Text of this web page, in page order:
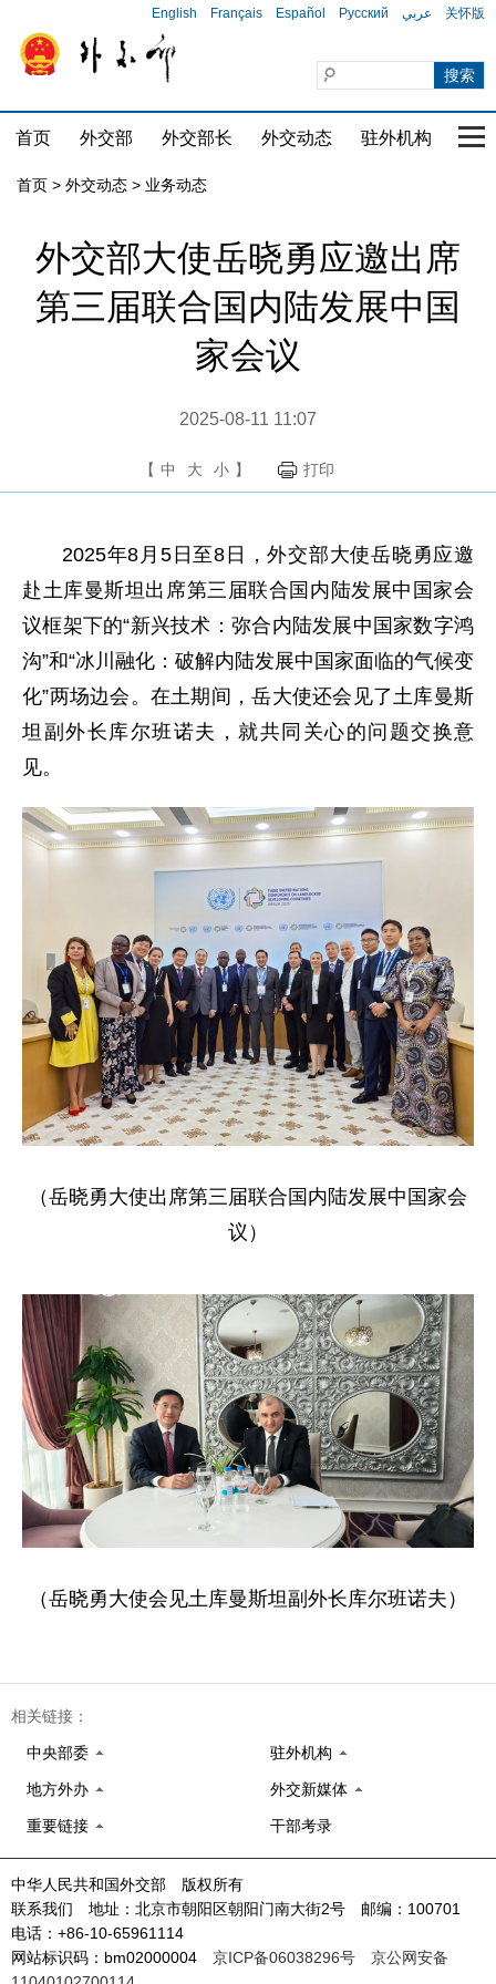
English Français Español Русский عربي 关怀版
首页 外交部 外交部长 外交动态 驻外机构 国
首页 > 外交动态 > 业务动态
外交部大使岳晓勇应邀出席
第三届联合国内陆发展中国
家会议
2025-08-11 11:07
【 中 大 小 】 打印
2025年8月5日至8日，外交部大使岳晓勇应邀
赴土库曼斯坦出席第三届联合国内陆发展中国家会
议框架下的“新兴技术：弥合内陆发展中国家数字鸿
沟”和“冰川融化：破解内陆发展中国家面临的气候变
化”两场边会。在土期间，岳大使还会见了土库曼斯
坦副外长库尔班诺夫，就共同关心的问题交换意
见。
（岳晓勇大使出席第三届联合国内陆发展中国家会
议）
（岳晓勇大使会见土库曼斯坦副外长库尔班诺夫）
相关链接：
中央部委 驻外机构
地方外办 外交新媒体
重要链接 干部考录
中华人民共和国外交部 版权所有
联系我们 地址：北京市朝阳区朝阳门南大街2号 邮编：100701
电话：+86-10-65961114
网站标识码：bm02000004 京ICP备06038296号
京公网安备